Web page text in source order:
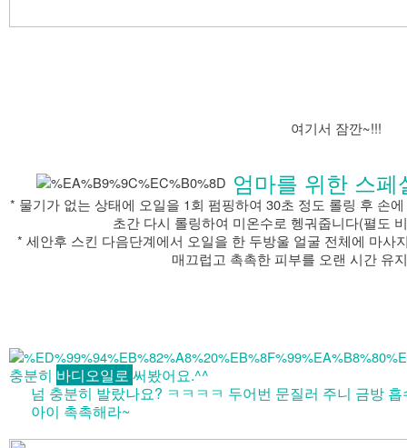
여기서 잠깐~!!!
엄마를 위한 스페
* 물기가 없는 상태에 오일을 1회 펌핑하여 30초 정도 롤링 후 손
초간 다시 롤링하여 미온수로 헹궈줍니다(펼도
* 세안후 스킨 다음단계에서 오일을 한 두방울 얼굴 전체에 마사
매끄럽고 촉촉한 피부를 오랜 시간 유
충분히 바디오일로 써봤어요.^^
넘 충분히 발랐나요? ㅋㅋㅋㅋ 두어번 문질러 주니 금방 흡
아이 촉촉해라~